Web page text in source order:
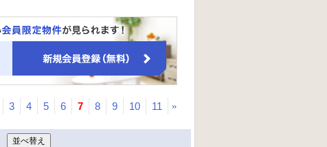
3 4 5 6 7 8 9 10 11 »